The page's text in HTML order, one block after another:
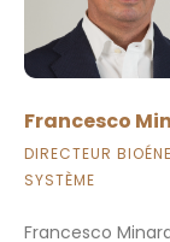
Francesco
DIRECTEUR
SYSTÈME
Francesco